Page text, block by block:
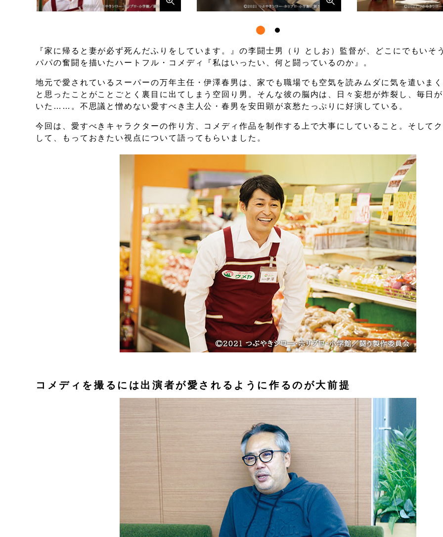
『家に帰ると妻が必ず死んだふりをしています。』の李闘士男（り としお）監督が、どこにでもいそ
パパの奮闘を描いたハートフル・コメディ『私はいったい、何と闘っているのか』。
地元で愛されているスーパーの万年主任・伊澤春男は、家でも職場でも空気を読みムダに気を遣いま
と思ったことがことごとく裏目に出てしまう空回り男。そんな彼の脳内は、日々妄想が炸裂し、毎日
いた……。不思議と憎めない愛すべき主人公・春男を安田顕が哀愁たっぷりに好演している。
今回は、愛すべきキャラクターの作り方、コメディ作品を制作する上で大事にしていること。そして
して、もっておきたい視点について語ってもらいました。
コメディを撮るには出演者が愛されるように作るのが大前提